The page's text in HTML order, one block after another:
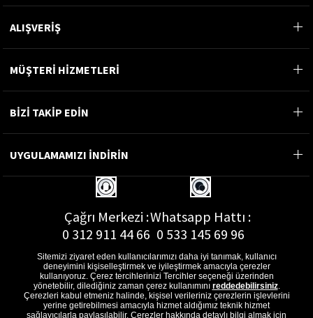
ALIŞVERİŞ
MÜŞTERİ HİZMETLERİ
BİZİ TAKİP EDİN
UYGULAMAMIZI İNDİRİN
Çağrı Merkezi :
0 312 911 44 66
Whatsapp Hattı :
0 533 145 69 96
E-Posta Adresi :
musterihizmetleri@gon.com.tr
Sitemizi ziyaret eden kullanıcılarımızı daha iyi tanımak, kullanıcı
deneyimini kişiselleştirmek ve iyileştirmek amacıyla çerezler
kullanıyoruz. Çerez tercihlerinizi Tercihler seçeneği üzerinden
yönetebilir, dilediğiniz zaman çerez kullanımını reddedebilirsiniz.
Çerezleri kabul etmeniz halinde, kişisel verileriniz çerezlerin işlevlerini
yerine getirebilmesi amacıyla hizmet aldığımız teknik hizmet
sağlayıcılarla paylaşılabilir. Çerezler hakkında detaylı bilgi almak için